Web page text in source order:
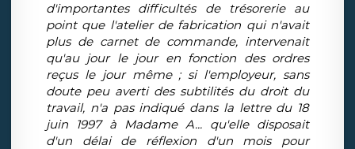
d'importantes difficultés de trésorerie au
point que l'atelier de fabrication qui n'avait
plus de carnet de commande, intervenait
qu'au jour le jour en fonction des ordres
reçus le jour même ; si l'employeur, sans
doute peu averti des subtilités du droit du
travail, n'a pas indiqué dans la lettre du 18
juin 1997 à Madame A... qu'elle disposait
d'un délai de réflexion d'un mois pour